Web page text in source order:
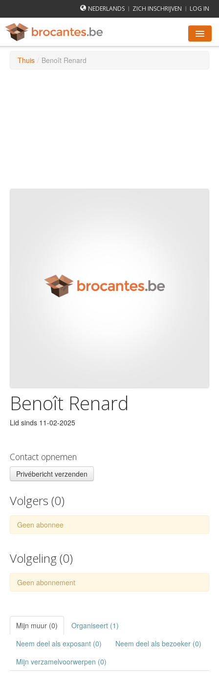
NEDERLANDS | ZICH INSCHRIJVEN | LOG IN
ROMMELMARKTEN AGENDA
Thuis / Benoît Renard
Benoît Renard
Lid sinds 11-02-2025
Contact opnemen
Privébericht verzenden
Volgers (0)
Geen abonnee
Volgeling (0)
Geen abonnement
Mijn muur (0)
Organiseert (1)
Neem deel als exposant (0)
Neem deel als bezoeker (0)
Mijn verzamelvoorwerpen (0)